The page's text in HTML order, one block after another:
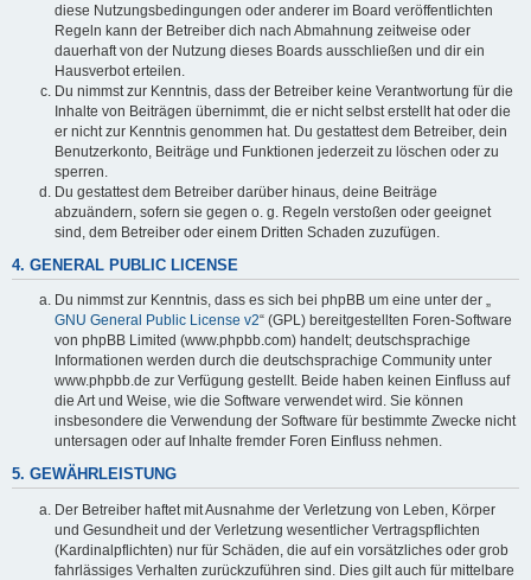
diese Nutzungsbedingungen oder anderer im Board veröffentlichten
Regeln kann der Betreiber dich nach Abmahnung zeitweise oder
dauerhaft von der Nutzung dieses Boards ausschließen und dir ein
Hausverbot erteilen.
Du nimmst zur Kenntnis, dass der Betreiber keine Verantwortung für die
Inhalte von Beiträgen übernimmt, die er nicht selbst erstellt hat oder die
er nicht zur Kenntnis genommen hat. Du gestattest dem Betreiber, dein
Benutzerkonto, Beiträge und Funktionen jederzeit zu löschen oder zu
sperren.
Du gestattest dem Betreiber darüber hinaus, deine Beiträge
abzuändern, sofern sie gegen o. g. Regeln verstoßen oder geeignet
sind, dem Betreiber oder einem Dritten Schaden zuzufügen.
4. GENERAL PUBLIC LICENSE
Du nimmst zur Kenntnis, dass es sich bei phpBB um eine unter der „
GNU General Public License v2“ (GPL) bereitgestellten Foren-Software
von phpBB Limited (www.phpbb.com) handelt; deutschsprachige
Informationen werden durch die deutschsprachige Community unter
www.phpbb.de zur Verfügung gestellt. Beide haben keinen Einfluss auf
die Art und Weise, wie die Software verwendet wird. Sie können
insbesondere die Verwendung der Software für bestimmte Zwecke nicht
untersagen oder auf Inhalte fremder Foren Einfluss nehmen.
5. GEWÄHRLEISTUNG
Der Betreiber haftet mit Ausnahme der Verletzung von Leben, Körper
und Gesundheit und der Verletzung wesentlicher Vertragspflichten
(Kardinalpflichten) nur für Schäden, die auf ein vorsätzliches oder grob
fahrlässiges Verhalten zurückzuführen sind. Dies gilt auch für mittelbare